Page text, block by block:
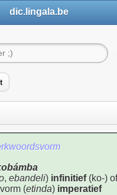
dic.lingala.be
, ebandeli) infinitief(ko-)
(etinda) imperatief